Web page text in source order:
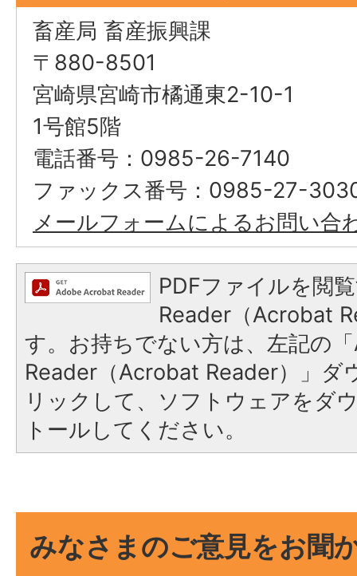
畜産局 畜産振興課
〒880-8501
宮崎県宮崎市橘通東2-10-1
1号館5階
電話番号：0985-26-7140
ファックス番号：0985-27-
メールフォームによるお問い合
PDFファイルを閲
Reader（Acrobat
す。お持ちでない方は、左記の
Reader（Acrobat Reader）」ダ
リックして、ソフトウェアをダ
トールしてください。
みなさまのご意見をお聞